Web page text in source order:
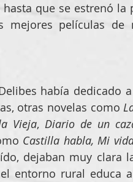
que se estrenó la
películas de
había dedicado
otras novelas como
Vieja, Diario de un
Castilla habla, Mi
dejaban muy clara
entorno rural educa